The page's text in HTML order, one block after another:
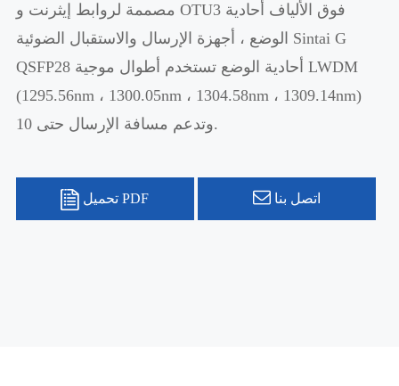
مصممة لروابط إيثرنت و OTU3 فوق الألياف أحادية
الوضع ، أجهزة الإرسال والاستقبال الضوئية Sintai G
QSFP28 أحادية الوضع تستخدم أطوال موجية LWDM
(1295.56nm ، 1300.05nm ، 1304.58nm ، 1309.14nm)
وتدعم مسافة الإرسال حتى 10.
تحميل PDF اتصل بنا